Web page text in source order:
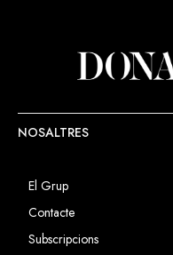
NOSALTRES
El Grup
Contacte
Subscripcions